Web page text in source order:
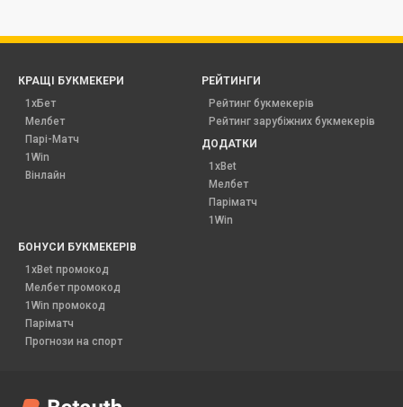
КРАЩІ БУКМЕКЕРИ
1хБет
Мелбет
Парі-Матч
1Win
Вінлайн
РЕЙТИНГИ
Рейтинг букмекерів
Рейтинг зарубіжних букмекерів
ДОДАТКИ
1xBet
Мелбет
Паріматч
1Win
БОНУСИ БУКМЕКЕРІВ
1xBet промокод
Мелбет промокод
1Win промокод
Паріматч
Прогнози на спорт